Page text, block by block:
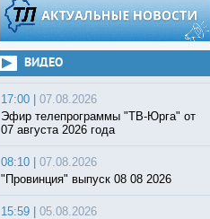
ВИДЕО
17:00 |
07.08.2026
Эфир телепрограммы "ТВ-Юрга" от
07 августа 2026 года
08:10 |
07.08.2026
"Провинция" выпуск 08 08 2026
15:59 |
05.08.2026